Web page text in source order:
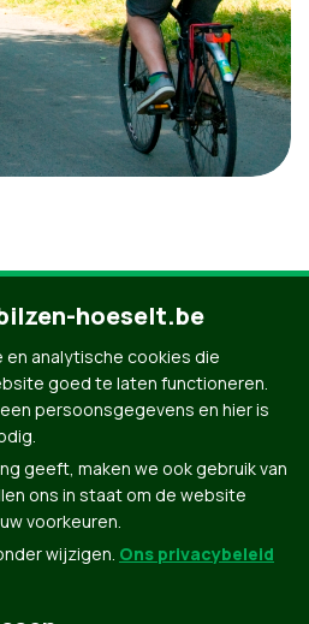
hoeselt.be
analytische cookies die
goed te laten functioneren.
persoonsgegevens en hier is
geeft, maken we ook gebruik van
ons in staat om de website
voorkeuren.
wijzigen. Ons privacybeleid